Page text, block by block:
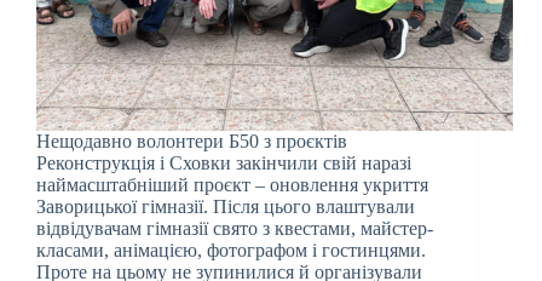
Нещодавно волонтери Б50 з проєктів
Реконструкція і Сховки закінчили свій наразі
наймасштабніший проєкт – оновлення укриття
Заворицької гімназії. Після цього влаштували
відвідувачам гімназії свято з квестами, майстер-
класами, анімацією, фотографом і гостинцями.
Проте на цьому не зупинилися й організували